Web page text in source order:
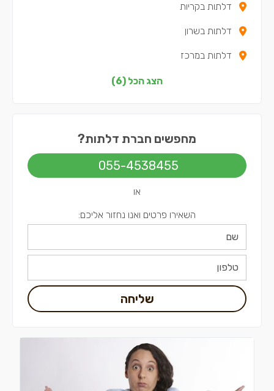
דלתות בקריות
דלתות בשרון
דלתות במרכז
דלתות בשפלה
הצג הכל (6)
מחפשים חברת דלתות?
055-4538455
או
השאירו פרטים ואנו נחזור אליכם:
שליחה